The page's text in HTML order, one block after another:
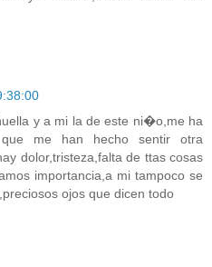
y a mi la de este ni�o,me ha
me han hecho sentir otra
dolor,tristeza,falta de ttas cosas
importancia,a mi tampoco se
ojos que dicen todo